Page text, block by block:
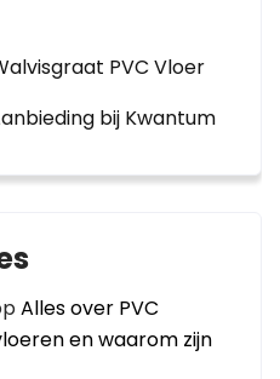
PVC Vloer
bij Kwantum
Alles over PVC
en waarom zijn